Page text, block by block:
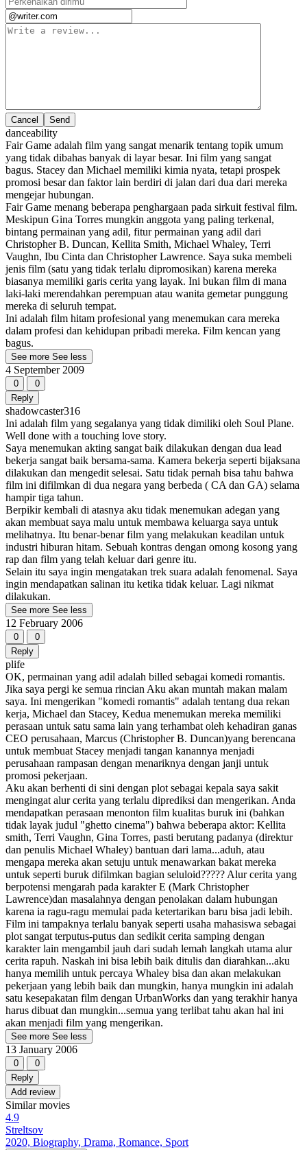
Cancel
danceability
Fair Game adalah film yang sangat menarik tentang topik umum
yang tidak dibahas banyak di layar besar. Ini film yang sangat
bagus. Stacey dan Michael memiliki kimia nyata, tetapi prospek
promosi besar dan faktor lain berdiri di jalan dari dua dari mereka
mengejar hubungan.
Fair Game menang beberapa penghargaan pada sirkuit festival film.
Meskipun Gina Torres mungkin anggota yang paling terkenal,
bintang permainan yang adil, fitur permainan yang adil dari
Christopher B. Duncan, Kellita Smith, Michael Whaley, Terri
Vaughn, Ibu Cinta dan Christopher Lawrence. Saya suka membeli
jenis film (satu yang tidak terlalu dipromosikan) karena mereka
biasanya memiliki garis cerita yang layak. Ini bukan film di mana
laki-laki merendahkan perempuan atau wanita gemetar punggung
mereka di seluruh tempat.
Ini adalah film hitam profesional yang menemukan cara mereka
dalam profesi dan kehidupan pribadi mereka. Film kencan yang
bagus.
See more See less
4 September 2009
0
0
Reply
shadowcaster316
Ini adalah film yang segalanya yang tidak dimiliki oleh Soul Plane.
Well done with a touching love story.
Saya menemukan akting sangat baik dilakukan dengan dua lead
bekerja sangat baik bersama-sama. Kamera bekerja seperti bijaksana
dilakukan dan mengedit selesai. Satu tidak pernah bisa tahu bahwa
film ini difilmkan di dua negara yang berbeda ( CA dan GA) selama
hampir tiga tahun.
Berpikir kembali di atasnya aku tidak menemukan adegan yang
akan membuat saya malu untuk membawa keluarga saya untuk
melihatnya. Itu benar-benar film yang melakukan keadilan untuk
industri hiburan hitam. Sebuah kontras dengan omong kosong yang
rap dan film yang telah keluar dari genre itu.
Selain itu saya ingin mengatakan trek suara adalah fenomenal. Saya
ingin mendapatkan salinan itu ketika tidak keluar. Lagi nikmat
dilakukan.
See more See less
12 February 2006
0
0
Reply
plife
OK, permainan yang adil adalah billed sebagai komedi romantis.
Jika saya pergi ke semua rincian Aku akan muntah makan malam
saya. Ini mengerikan "komedi romantis" adalah tentang dua rekan
kerja, Michael dan Stacey, Kedua menemukan mereka memiliki
perasaan untuk satu sama lain yang terhambat oleh kehadiran ganas
CEO perusahaan, Marcus (Christopher B. Duncan)yang berencana
untuk membuat Stacey menjadi tangan kanannya menjadi
perusahaan rampasan dengan menariknya dengan janji untuk
promosi pekerjaan.
Aku akan berhenti di sini dengan plot sebagai kepala saya sakit
mengingat alur cerita yang terlalu diprediksi dan mengerikan. Anda
mendapatkan perasaan menonton film kualitas buruk ini (bahkan
tidak layak judul "ghetto cinema") bahwa beberapa aktor: Kellita
smith, Terri Vaughn, Gina Torres, pasti berutang padanya (direktur
dan penulis Michael Whaley) bantuan dari lama...aduh, atau
mengapa mereka akan setuju untuk menawarkan bakat mereka
untuk seperti buruk difilmkan bagian seluloid????? Alur cerita yang
berpotensi mengarah pada karakter E (Mark Christopher
Lawrence)dan masalahnya dengan penolakan dalam hubungan
karena ia ragu-ragu memulai pada ketertarikan baru bisa jadi lebih.
Film ini tampaknya terlalu banyak seperti usaha mahasiswa sebagai
plot sangat terputus-putus dan sedikit cerita samping dengan
karakter lain mengambil jauh dari sudah lemah langkah utama alur
cerita rapuh. Naskah ini bisa lebih baik ditulis dan diarahkan...aku
hanya memilih untuk percaya Whaley bisa dan akan melakukan
pekerjaan yang lebih baik dan mungkin, hanya mungkin ini adalah
satu kesepakatan film dengan UrbanWorks dan yang terakhir hanya
harus dibuat dan mungkin...semua yang terlibat tahu akan hal ini
akan menjadi film yang mengerikan.
See more See less
13 January 2006
0
0
Reply
Add review
Similar movies
4.9
Streltsov
2020, Biography, Drama, Romance, Sport